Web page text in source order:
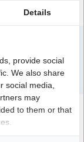
jou
Details
provide social
We also share
social media,
may
to them or that